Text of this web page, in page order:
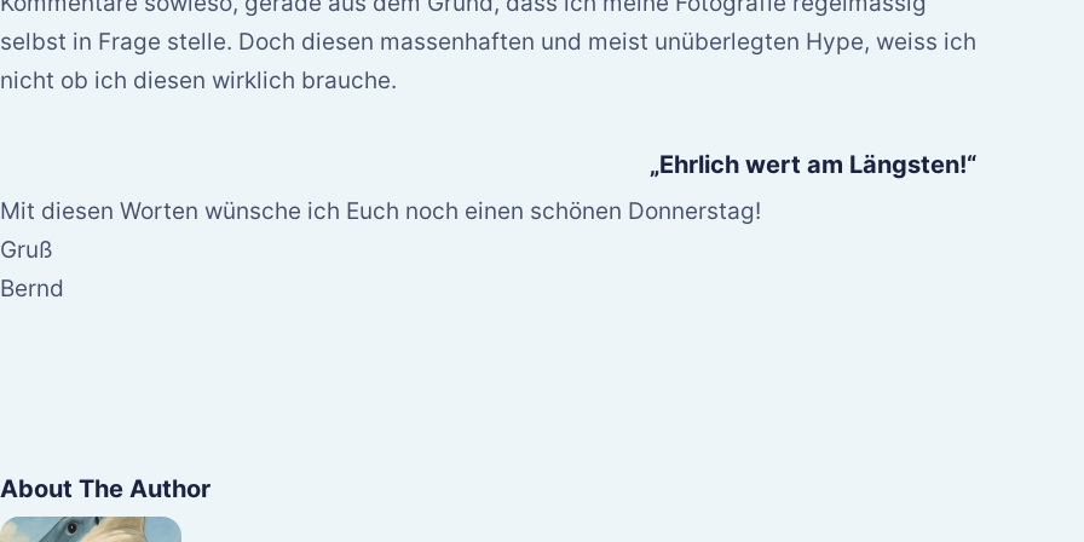
selbst in Frage stelle. Doch diesen massenhaften und meist unüberlegten Hype, weiss ich
nicht ob ich diesen wirklich brauche.
„Ehrlich wert am Längsten!“
Mit diesen Worten wünsche ich Euch noch einen schönen Donnerstag!
Gruß
Bernd
About The Author